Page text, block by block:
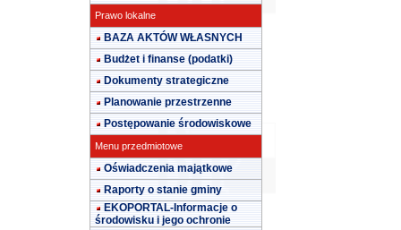
Prawo lokalne
BAZA AKTÓW WŁASNYCH
Budżet i finanse (podatki)
Dokumenty strategiczne
Planowanie przestrzenne
Postępowanie środowiskowe
Menu przedmiotowe
Oświadczenia majątkowe
Raporty o stanie gminy
EKOPORTAL-Informacje o
środowisku i jego ochronie